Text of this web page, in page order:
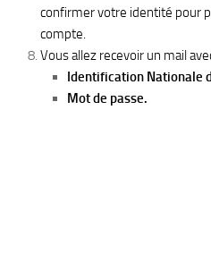
confirmer votre identité pour
compte.
Vous allez recevoir un mail
Identification Nationale
Mot de passe.